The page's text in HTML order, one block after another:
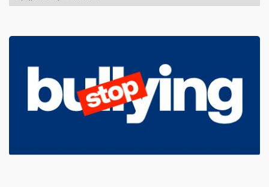
Άρθρων